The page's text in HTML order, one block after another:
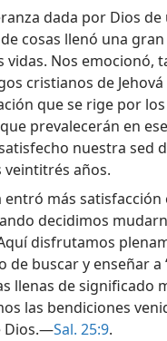
dada por Dios
cosas llenó una
vidas. Nos emocionó,
cristianos de Jehová
que se rige por
prevalecerán en
nuestra sed
veintitrés años.
entró más
decidimos
disfrutamos
de buscar y enseñar a
llenas de significado
las bendiciones
Dios.—Sal. 25:9.